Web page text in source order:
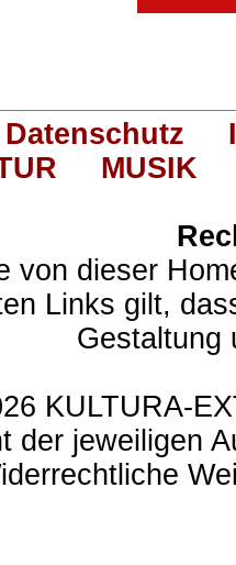
Datenschutz
MUSIK
von dieser
Links gilt,
Gestaltung
KULTURA-
der jeweiligen